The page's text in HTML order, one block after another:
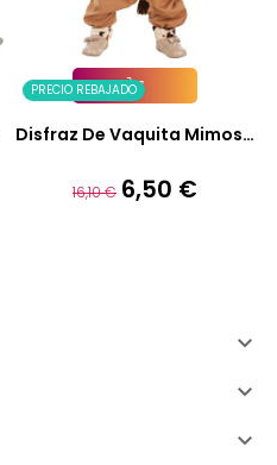
PRECIO REBAJADO
Añadir A La Cesta
Disfraz De Vaquita Mimosa
Precio
16,10 € Precio
6,50 €


